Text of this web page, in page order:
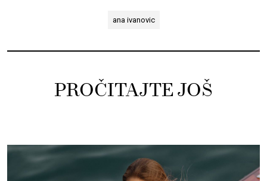
ana ivanovic
PROČITAJTE JOŠ